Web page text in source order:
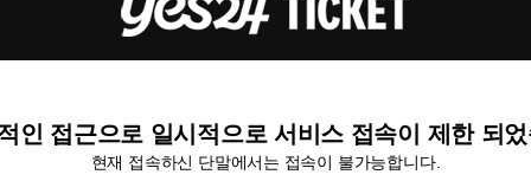
인 접근으로 일시적으로 서비스 접속이 제한 되
현재 접속하신 단말에서는 접속이 불가능합니다.